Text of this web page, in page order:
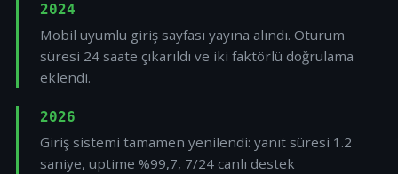
2024
Mobil uyumlu giriş sayfası yayına alındı. Oturum
süresi 24 saate çıkarıldı ve iki faktörlü doğrulama
eklendi.
2026
Giriş sistemi tamamen yenilendi: yanıt süresi 1.2
saniye, uptime %99,7, 7/24 canlı destek